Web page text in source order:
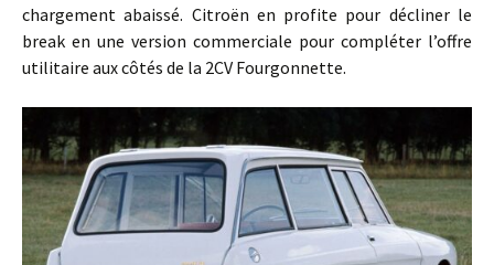
chargement abaissé. Citroën en profite pour décliner le
break en une version commerciale pour compléter l’offre
utilitaire aux côtés de la 2CV Fourgonnette.